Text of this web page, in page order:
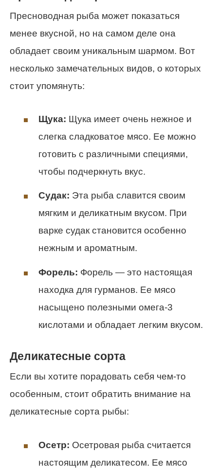
Пресноводная рыба может показаться
менее вкусной, но на самом деле она
обладает своим уникальным шармом. Вот
несколько замечательных видов, о которых
стоит упомянуть:
Щука: Щука имеет очень нежное и
слегка сладковатое мясо. Ее можно
готовить с различными специями,
чтобы подчеркнуть вкус.
Судак: Эта рыба славится своим
мягким и деликатным вкусом. При
варке судак становится особенно
нежным и ароматным.
Форель: Форель — это настоящая
находка для гурманов. Ее мясо
насыщено полезными омега-3
кислотами и обладает легким вкусом.
Деликатесные сорта
Если вы хотите порадовать себя чем-то
особенным, стоит обратить внимание на
деликатесные сорта рыбы:
Осетр: Осетровая рыба считается
настоящим деликатесом. Ее мясо